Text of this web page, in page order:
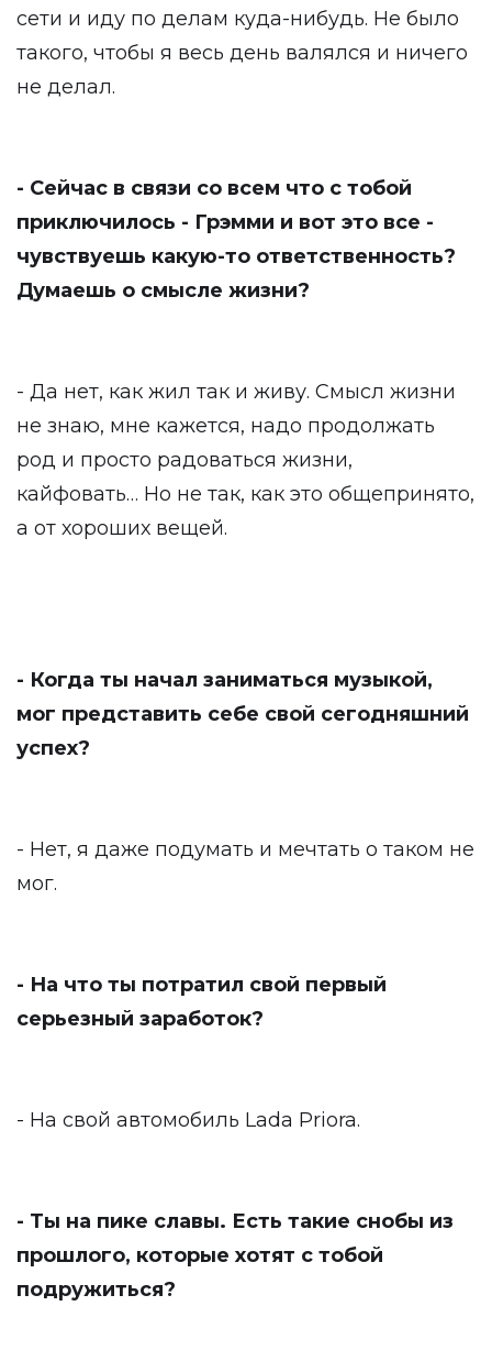
сети и иду по делам куда-нибудь. Не было
такого, чтобы я весь день валялся и ничего
не делал.
- Сейчас в связи со всем что с тобой
приключилось - Грэмми и вот это все -
чувствуешь какую-то ответственность?
Думаешь о смысле жизни?
- Да нет, как жил так и живу. Смысл жизни
не знаю, мне кажется, надо продолжать
род и просто радоваться жизни,
кайфовать… Но не так, как это общепринято,
а от хороших вещей.
- Когда ты начал заниматься музыкой,
мог представить себе свой сегодняшний
успех?
- Нет, я даже подумать и мечтать о таком не
мог.
- На что ты потратил свой первый
серьезный заработок?
- На свой автомобиль Lada Priora.
- Ты на пике славы. Есть такие снобы из
прошлого, которые хотят с тобой
подружиться?